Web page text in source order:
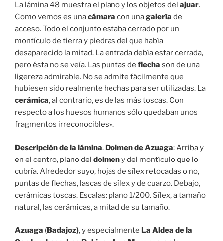
La lámina 48 muestra el plano y los objetos del ajuar.
Como vemos es unacámara con unagalería de
acceso. Todo el conjunto estaba cerrado por un
montículo de tierra y piedras del que había
desaparecido la mitad. La entrada debía estar cerrada,
pero ésta no se veía. Las puntas de flecha son de una
ligereza admirable. No se admite fácilmente que
hubiesen sido realmente hechas para ser utilizadas. La
cerámica, al contrario, es de las más toscas. Con
respecto a los huesos humanos sólo quedaban unos
fragmentos irreconocibles».
Descripción de la lámina. Dolmen de Azuaga: Arriba y
en el centro, plano del dolmeny del montículo que lo
cubría. Alrededor suyo, hojas de sílex retocadas o no,
puntas de flechas, lascas de sílex y de cuarzo. Debajo,
cerámicas toscas. Escalas: plano 1/200. Sílex, a tamaño
natural, las cerámicas, a mitad de su tamaño.
Azuaga (Badajoz), y especialmente La Aldea de la